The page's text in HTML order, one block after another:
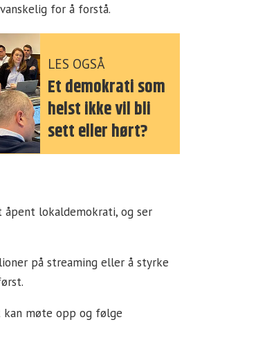
for å forstå.
LES OGSÅ
Et demokrati som
helst ikke vil bli
sett eller hørt?
lokaldemokrati, og ser
på streaming eller å styrke
kan møte opp og følge